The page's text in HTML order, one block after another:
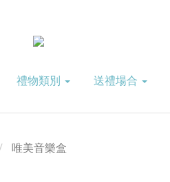
禮物類別 送禮場合
唯美音樂盒